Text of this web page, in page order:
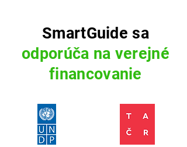
SmartGuide sa
odporúča na verejné
financovanie